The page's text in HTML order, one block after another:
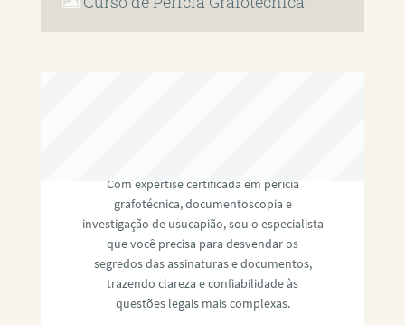
Com expertise certificada em perícia
grafotécnica, documentoscopia e
investigação de usucapião, sou o especialista
que você precisa para desvendar os
segredos das assinaturas e documentos,
trazendo clareza e confiabilidade às
questões legais mais complexas.